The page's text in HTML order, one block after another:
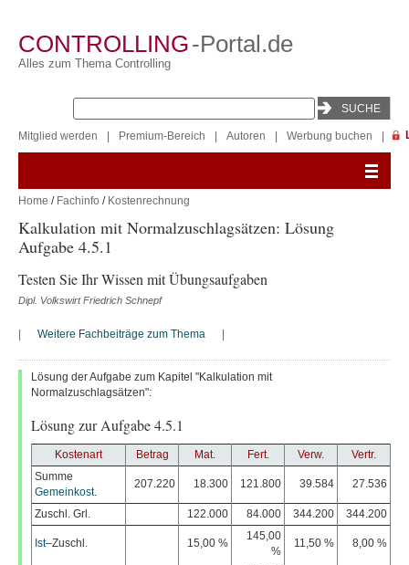
CONTROLLING-Portal.de
Alles zum Thema Controlling
Mitglied werden Premium-Bereich Autoren Werbung buchen
Home / Fachinfo / Kostenrechnung
Kalkulation mit Normalzuschlagsätzen: Lösung
Aufgabe 4.5.1
Testen Sie Ihr Wissen mit Übungsaufgaben
Dipl. Volkswirt Friedrich Schnepf
Weitere Fachbeiträge zum Thema
Lösung der Aufgabe zum Kapitel "Kalkulation mit
Normalzuschlagsätzen":
Lösung zur Aufgabe 4.5.1
Kostenart Betrag Mat. Fert. Verw.
Vertr.
Summe
Gemeinkost.
207.220 18.300 121.800 39.584 27.536
Zuschl. Grl. 122.000 84.000 344.200 344.200
Ist–Zuschl. 15,00 %
145,00
%
11,50 % 8,00 %